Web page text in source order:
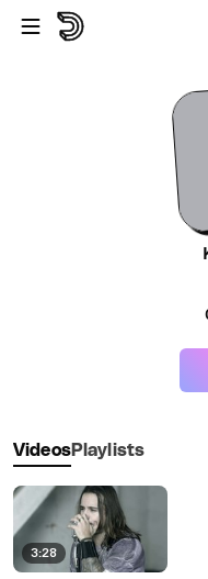
Skip to main content
VideosPlaylists
3:28